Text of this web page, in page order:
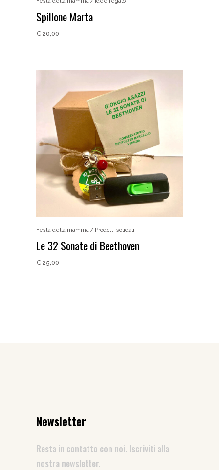
Spillone Marta
€ 20,00
Festa della mamma Prodotti solidali
Le 32 Sonate di Beethoven
€ 25,00
Newsletter
Resta in contatto con noi. Iscriviti alla
nostra newsletter.